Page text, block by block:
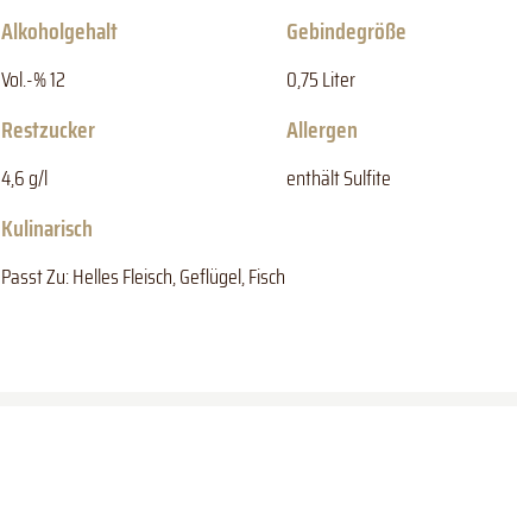
Alkoholgehalt
Vol.-% 12
Gebindegröße
0,75 Liter
Restzucker
4,6 g/l
Allergen
enthält Sulfite
Kulinarisch
Passt Zu: Helles Fleisch, Geflügel, Fisch